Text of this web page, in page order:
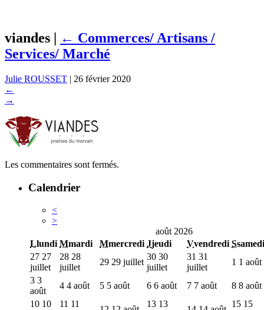
viandes | ← Commerces/ Artisans /
Services/ Marché
Julie ROUSSET | 26 février 2020
←
→
Les commentaires sont fermés.
Calendrier
<
>
août 2026
Llundi Mmardi Mmercredi Jjeudi Vvendredi Ssamedi
27 27
juillet
28 28
juillet
29 29 juillet
30 30
juillet
31 31
juillet
1 1 août
3 3
août
4 4 août 5 5 août 6 6 août 7 7 août 8 8 août
10 10
11 11
13 13
15 15